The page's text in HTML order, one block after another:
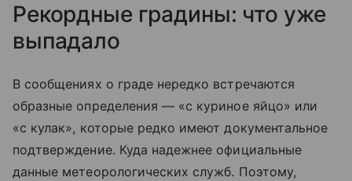
Рекордные градины: что уже
выпадало
В сообщениях о граде нередко встречаются
образные определения — «с куриное яйцо» или
«с кулак», которые редко имеют документальное
подтверждение. Куда надежнее официальные
данные метеорологических служб. Поэтому,